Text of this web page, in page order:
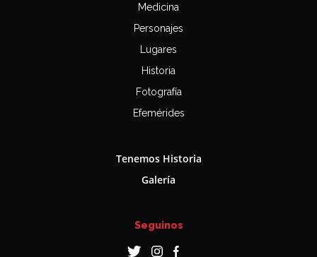
Medicina
Personajes
Lugares
Historia
Fotografía
Efemérides
Tenemos Historia
Galería
Seguinos